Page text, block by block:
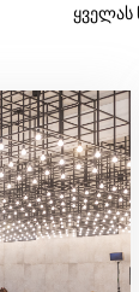
ყველას